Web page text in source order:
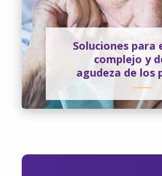
Soluciones para
complejo y
agudeza de los